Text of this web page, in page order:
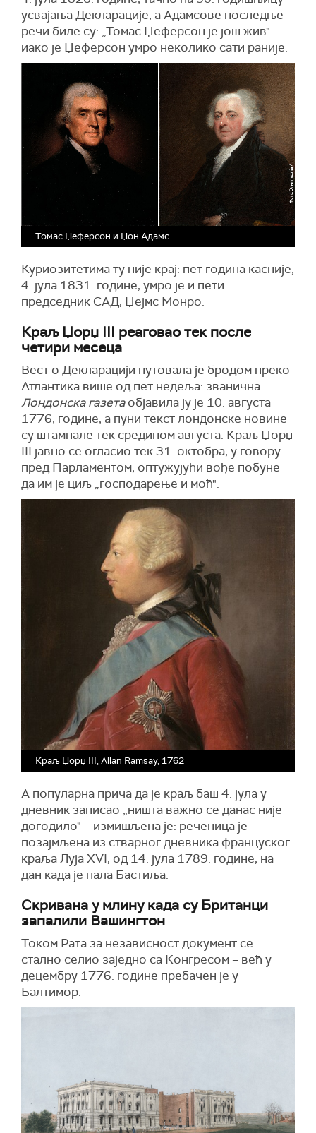
усвајања Декларације, а Адамсове последње
речи биле су: „Томас Џеферсон је још жив" –
иако је Џеферсон умро неколико сати раније.
Томас Џеферсон и Џон Адамс
Куриозитетима ту није крај: пет година касније,
4. јула 1831. године, умро је и пети
председник САД, Џејмс Монро.
Краљ Џорџ III реаговао тек после
четири месеца
Вест о Декларацији путовала је бродом преко
Атлантика више од пет недеља: званичнa
Лондонска газетаобјавилa ју је 10. августа
1776, године, а пуни текст лондонске новине
су штампале тек средином августа. Краљ Џорџ
III јавно се огласио тек 31. октобра, у говору
пред Парламентом, оптужујући вође побуне
да им је циљ „господарење и моћ".
Краљ Џорџ III, Allan Ramsay, 1762
А популарна прича да је краљ баш 4. јула у
дневник записао „ништа важно се данас није
догодило" – измишљена је: реченица је
позајмљена из стварног дневника француског
краља Луја XVI, од 14. јула 1789. године, на
дан када је пала Бастиља.
Скривана у млину када су Британци
запалили Вашингтон
Током Рата за независност документ се
стално селио заједно са Конгресом – већ у
децембру 1776. године пребачен је у
Балтимор.